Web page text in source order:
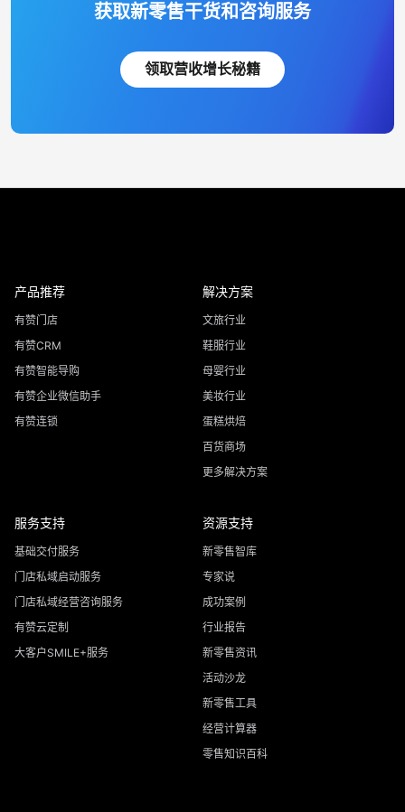
获取新零售干货和咨询服务
领取营收增长秘籍
产品推荐
有赞门店
有赞CRM
有赞智能导购
有赞企业微信助手
有赞连锁
解决方案
文旅行业
鞋服行业
母婴行业
美妆行业
蛋糕烘焙
百货商场
更多解决方案
服务支持
基础交付服务
门店私域启动服务
门店私域经营咨询服务
有赞云定制
大客户SMILE+服务
资源支持
新零售智库
专家说
成功案例
行业报告
新零售资讯
活动沙龙
新零售工具
经营计算器
零售知识百科